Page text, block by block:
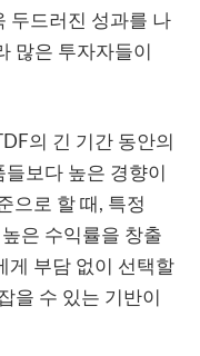
두드러진 성과를 나
많은 투자자들이
의 긴 기간 동안의
보다 높은 경향이
으로 할 때, 특정
은 수익률을 창출
게 부담 없이 선택할
을 수 있는 기반이